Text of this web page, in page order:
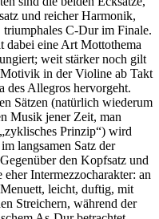
und reicher Harmonik,
triumphales C-Dur im Finale.
dabei eine Art Mottothema
weit stärker noch gilt
in der Violine ab Takt
des Allegros hervorgeht.
Sätzen (natürlich wiederum
Musik jener Zeit, man
Prinzip“) wird
langsamen Satz der
den Kopfsatz und
Intermezzocharakter: an
leicht, duftig, mit
Streichern, während der